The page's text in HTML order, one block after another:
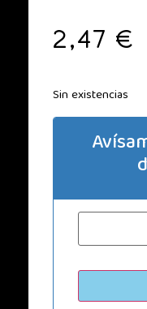
2,47 €
Sin existencias